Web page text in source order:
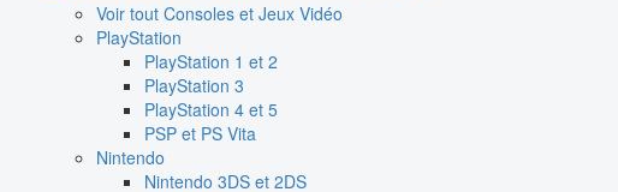
Voir tout Consoles et Jeux Vidéo
PlayStation
PlayStation 1 et 2
PlayStation 3
PlayStation 4 et 5
PSP et PS Vita
Nintendo
Nintendo 3DS et 2DS